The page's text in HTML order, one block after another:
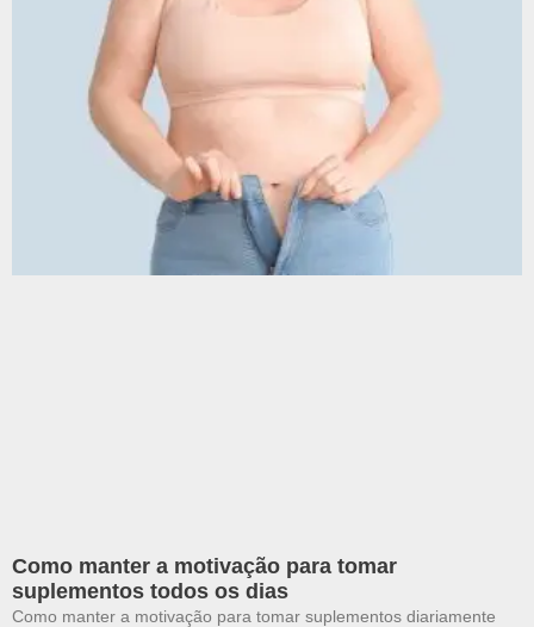
Como manter a motivação para tomar
suplementos todos os dias
Como manter a motivação para tomar suplementos diariamente